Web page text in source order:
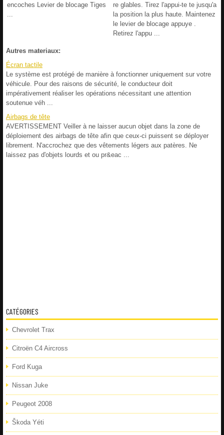
encoches Levier de blocage Tiges
...
re glables. Tirez l'appui-te te jusqu'a
la position la plus haute. Maintenez
le levier de blocage appuye .
Retirez l'appu ...
Autres materiaux:
Écran tactile
Le système est protégé de manière à fonctionner uniquement sur votre
véhicule. Pour des raisons de sécurité, le conducteur doit
impérativement réaliser les opérations nécessitant une attention
soutenue véh ...
Airbags de tête
AVERTISSEMENT Veiller à ne laisser aucun objet dans la zone de
déploiement des airbags de tête afin que ceux-ci puissent se déployer
librement. N'accrochez que des vêtements légers aux patères. Ne
laissez pas d'objets lourds et ou pr&eac ...
CATÉGORIES
Chevrolet Trax
Citroën C4 Aircross
Ford Kuga
Nissan Juke
Peugeot 2008
Škoda Yéti